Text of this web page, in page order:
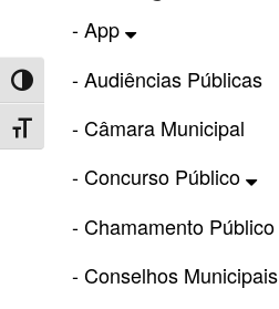
Toggle High Contrast
Toggle Font size
- App
- Audiências Públicas
- Câmara Municipal
- Concurso Público
- Chamamento Público
- Conselhos Municipais